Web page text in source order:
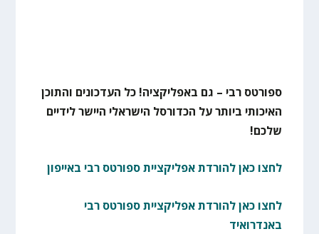
ספורטס רבי – גם באפליקציה! כל העדכונים והתוכן
האיכותי ביותר על הכדורסל הישראלי היישר לידיים
שלכם!
לחצו כאן להורדת אפליקציית ספורטס רבי באייפון
לחצו כאן להורדת אפליקציית ספורטס רבי
באנדרואיד